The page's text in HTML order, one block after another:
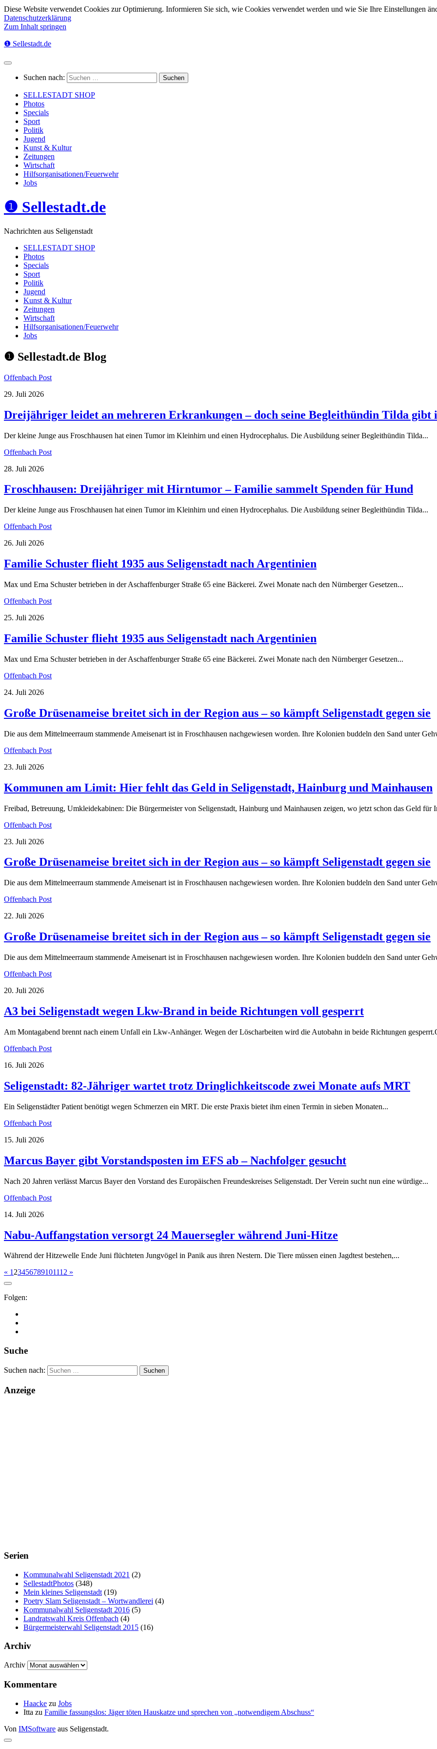
Diese Website verwendet Cookies zur Optimierung. Informieren Sie sich, wie Cookies verwendet werden und wie Sie Ihre Einstellungen
Datenschutzerklärung
Zum Inhalt springen
❶ Sellestadt.de
Suchen nach:
SELLESTADT SHOP
Photos
Specials
Sport
Politik
Jugend
Kunst & Kultur
Zeitungen
Wirtschaft
Hilfsorganisationen/Feuerwehr
Jobs
❶ Sellestadt.de
Nachrichten aus Seligenstadt
SELLESTADT SHOP
Photos
Specials
Sport
Politik
Jugend
Kunst & Kultur
Zeitungen
Wirtschaft
Hilfsorganisationen/Feuerwehr
Jobs
❶ Sellestadt.de Blog
Offenbach Post
29. Juli 2026
Dreijähriger leidet an mehreren Erkrankungen – doch seine Begleithündin Tilda gibt
Der kleine Junge aus Froschhausen hat einen Tumor im Kleinhirn und einen Hydrocephalus. Die Ausbildung seiner Begleithündin Tilda...
Offenbach Post
28. Juli 2026
Froschhausen: Dreijähriger mit Hirntumor – Familie sammelt Spenden für Hund
Der kleine Junge aus Froschhausen hat einen Tumor im Kleinhirn und einen Hydrocephalus. Die Ausbildung seiner Begleithündin Tilda...
Offenbach Post
26. Juli 2026
Familie Schuster flieht 1935 aus Seligenstadt nach Argentinien
Max und Erna Schuster betrieben in der Aschaffenburger Straße 65 eine Bäckerei. Zwei Monate nach den Nürnberger Gesetzen...
Offenbach Post
25. Juli 2026
Familie Schuster flieht 1935 aus Seligenstadt nach Argentinien
Max und Erna Schuster betrieben in der Aschaffenburger Straße 65 eine Bäckerei. Zwei Monate nach den Nürnberger Gesetzen...
Offenbach Post
24. Juli 2026
Große Drüsenameise breitet sich in der Region aus – so kämpft Seligenstadt gegen sie
Die aus dem Mittelmeerraum stammende Ameisenart ist in Froschhausen nachgewiesen worden. Ihre Kolonien buddeln den Sand unter
Offenbach Post
23. Juli 2026
Kommunen am Limit: Hier fehlt das Geld in Seligenstadt, Hainburg und Mainhausen
Freibad, Betreuung, Umkleidekabinen: Die Bürgermeister von Seligenstadt, Hainburg und Mainhausen zeigen, wo jetzt schon das Geld für
Offenbach Post
23. Juli 2026
Große Drüsenameise breitet sich in der Region aus – so kämpft Seligenstadt gegen sie
Die aus dem Mittelmeerraum stammende Ameisenart ist in Froschhausen nachgewiesen worden. Ihre Kolonien buddeln den Sand unter
Offenbach Post
22. Juli 2026
Große Drüsenameise breitet sich in der Region aus – so kämpft Seligenstadt gegen sie
Die aus dem Mittelmeerraum stammende Ameisenart ist in Froschhausen nachgewiesen worden. Ihre Kolonien buddeln den Sand unter
Offenbach Post
20. Juli 2026
A3 bei Seligenstadt wegen Lkw-Brand in beide Richtungen voll gesperrt
Am Montagabend brennt nach einem Unfall ein Lkw-Anhänger. Wegen der Löscharbeiten wird die Autobahn in beide Richtungen
Offenbach Post
16. Juli 2026
Seligenstadt: 82-Jähriger wartet trotz Dringlichkeitscode zwei Monate aufs MRT
Ein Seligenstädter Patient benötigt wegen Schmerzen ein MRT. Die erste Praxis bietet ihm einen Termin in sieben Monaten...
Offenbach Post
15. Juli 2026
Marcus Bayer gibt Vorstandsposten im EFS ab – Nachfolger gesucht
Nach 20 Jahren verlässt Marcus Bayer den Vorstand des Europäischen Freundeskreises Seligenstadt. Der Verein sucht nun eine würdige...
Offenbach Post
14. Juli 2026
Nabu-Auffangstation versorgt 24 Mauersegler während Juni-Hitze
Während der Hitzewelle Ende Juni flüchteten Jungvögel in Panik aus ihren Nestern. Die Tiere müssen einen Jagdtest bestehen,...
« 123456789101112 »
Folgen:
Suche
Suchen nach:
Anzeige
Serien
Kommunalwahl Seligenstadt 2021 (2)
SellestadtPhotos (348)
Mein kleines Seligenstadt (19)
Poetry Slam Seligenstadt – Wortwandlerei (4)
Kommunalwahl Seligenstadt 2016 (5)
Landratswahl Kreis Offenbach (4)
Bürgermeisterwahl Seligenstadt 2015 (16)
Archiv
Archiv
Kommentare
Haacke zu Jobs
Itta zu Familie fassungslos: Jäger töten Hauskatze und sprechen von „notwendigem Abschuss“
Von IMSoftware aus Seligenstadt.